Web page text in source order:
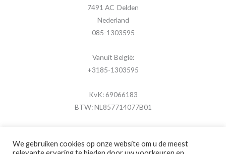
7491 AC Delden
Nederland
085-1303595
Vanuit België:
+3185-1303595
KvK: 69066183
BTW: NL857714077B01
We gebruiken cookies op onze website om u de meest